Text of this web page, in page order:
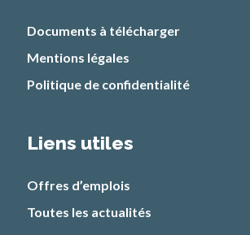
Documents à télécharger
Mentions légales
Politique de confidentialité
Liens utiles
Offres d’emplois
Toutes les actualités